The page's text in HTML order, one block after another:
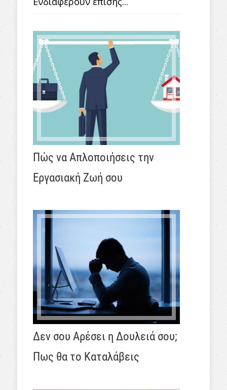
Πώς να Απλοποιήσεις την
Εργασιακή Ζωή σου
Δεν σου Αρέσει η Δουλειά σου;
Πως θα το Καταλάβεις